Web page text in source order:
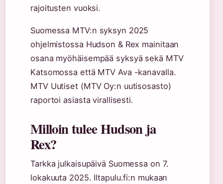
rajoitusten vuoksi.
Suomessa MTV:n syksyn 2025
ohjelmistossa Hudson & Rex mainitaan
osana myöhäisempää syksyä sekä MTV
Katsomossa että MTV Ava -kanavalla.
MTV Uutiset (MTV Oy:n uutisosasto)
raportoi asiasta virallisesti.
Milloin tulee Hudson ja
Rex?
Tarkka julkaisupäivä Suomessa on 7.
lokakuuta 2025. Iltapulu.fi:n mukaan